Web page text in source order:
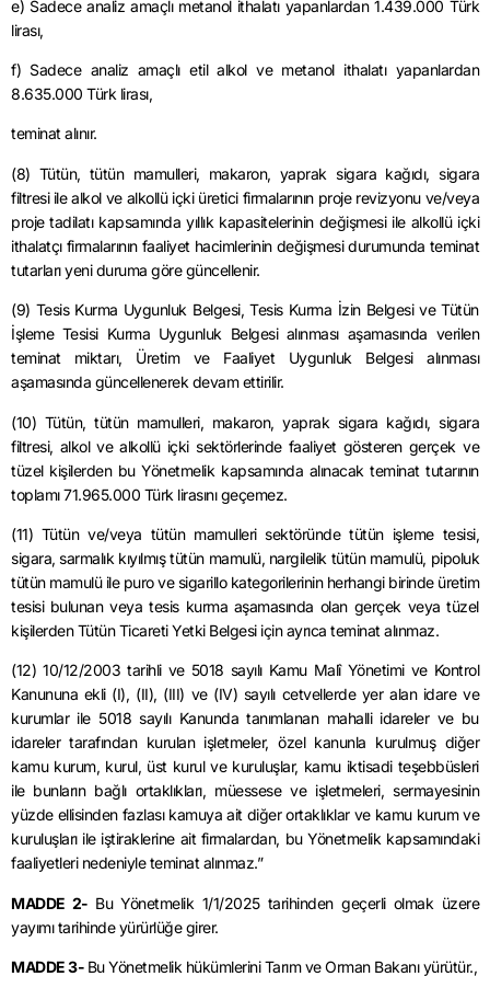
e) Sadece analiz amaçlı metanolithalatı yapanlardan 1.439.000 Türk
lirası,
f) Sadece analiz amaçlı etil alkol ve metanolithalatı yapanlardan
8.635.000 Türk lirası,
teminat alınır.
(8) Tütün, tütün mamulleri, makaron, yaprak sigara kağıdı, sigara
filtresi ile alkol ve alkollü içki üretici firmalarının proje revizyonu ve/veya
proje tadilatı kapsamında yıllık kapasitelerinin değişmesi ile alkollü içki
ithalatçı firmalarının faaliyet hacimlerinin değişmesi durumunda teminat
tutarları yeni duruma göre güncellenir.
(9) Tesis Kurma Uygunluk Belgesi, Tesis Kurma İzin Belgesi ve Tütün
İşleme Tesisi Kurma Uygunluk Belgesi alınması aşamasında verilen
teminat miktarı, Üretim ve Faaliyet Uygunluk Belgesi alınması
aşamasında güncellenerek devam ettirilir.
(10) Tütün, tütün mamulleri, makaron, yaprak sigara kağıdı, sigara
filtresi, alkol ve alkollü içki sektörlerinde faaliyet gösteren gerçek ve
tüzel kişilerden bu Yönetmelik kapsamında alınacak teminat tutarının
toplamı 71.965.000 Türk lirasını geçemez.
(11) Tütün ve/veya tütün mamulleri sektöründe tütün işleme tesisi,
sigara, sarmalık kıyılmış tütün mamulü, nargilelik tütün mamulü, pipoluk
tütün mamulü ile puro ve sigarillokategorilerinin herhangi birinde üretim
tesisi bulunan veya tesis kurma aşamasında olan gerçek veya tüzel
kişilerden Tütün Ticareti Yetki Belgesi için ayrıca teminat alınmaz.
(12) 10/12/2003 tarihli ve 5018 sayılı Kamu Malî Yönetimi ve Kontrol
Kanununa ekli (I), (II), (III) ve (IV) sayılı cetvellerde yer alan idare ve
kurumlar ile 5018 sayılı Kanunda tanımlanan mahalli idareler ve bu
idareler tarafından kurulan işletmeler, özel kanunla kurulmuş diğer
kamu kurum, kurul, üst kurul ve kuruluşlar, kamu iktisadi teşebbüsleri
ile bunların bağlı ortaklıkları, müessese ve işletmeleri, sermayesinin
yüzde ellisinden fazlası kamuya ait diğer ortaklıklar ve kamu kurum ve
kuruluşları ile iştiraklerine ait firmalardan, bu Yönetmelik kapsamındaki
faaliyetleri nedeniyle teminat alınmaz.”
MADDE 2- Bu Yönetmelik 1/1/2025tarihinden geçerli olmak üzere
yayımı tarihinde yürürlüğe girer.
MADDE 3- Bu Yönetmelik hükümlerini Tarım ve Orman Bakanı yürütür.,